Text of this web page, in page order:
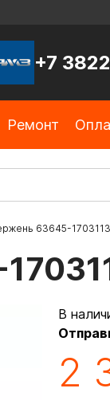
+7
Ремонт
63645-
В
2